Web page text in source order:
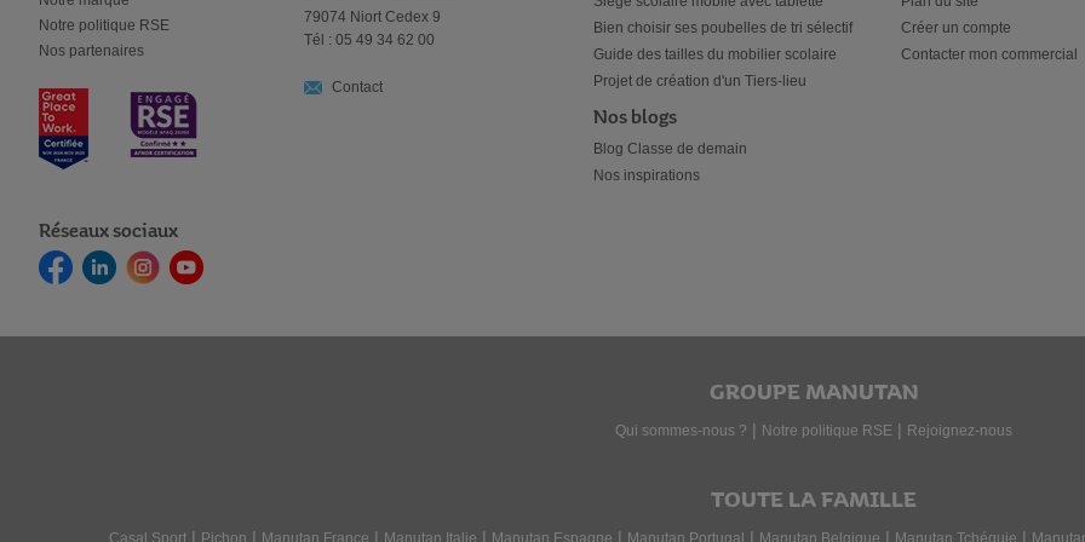
Notre politique RSE
Nos partenaires
Réseaux sociaux
79074 Niort Cedex 9
Tél : 05 49 34 62 00
Contact
Bien choisir ses poubelles de tri sélectif
Guide des tailles du mobilier scolaire
Projet de création d'un Tiers-lieu
Nos blogs
Blog Classe de demain
Nos inspirations
Créer un compte
Contacter mon commercial
GROUPE MANUTAN
Qui sommes-nous ? | Notre politique RSE | Rejoignez-nous
TOUTE LA FAMILLE
Casal Sport | Pichon | Manutan France | Manutan Italie | Manutan Espagne | Manutan Portugal | Manutan Belgique | Manutan Tchéquie |